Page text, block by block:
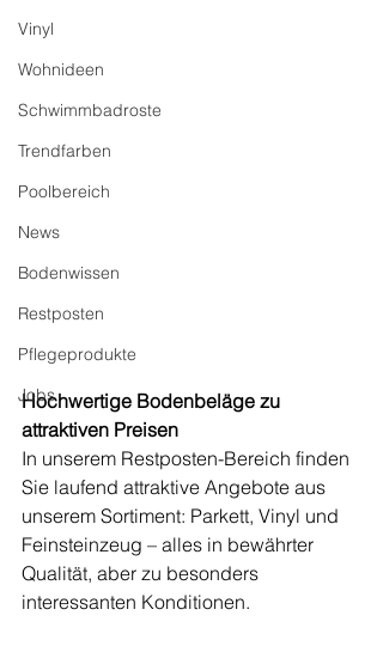
Vinyl
Wohnideen
Schwimmbadroste
Trendfarben
Poolbereich
News
Bodenwissen
Restposten
Pflegeprodukte
Jobs
Hochwertige Bodenbeläge zu
attraktiven Preisen
In unserem Restposten-Bereich finden
Sie laufend attraktive Angebote aus
unserem Sortiment: Parkett, Vinyl und
Feinsteinzeug – alles in bewährter
Qualität, aber zu besonders
interessanten Konditionen.